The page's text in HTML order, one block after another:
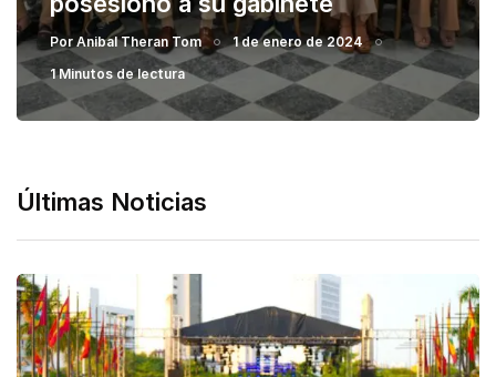
Por Anibal Theran Tom
1 de enero de 2024
1 Minutos de lectura
Últimas Noticias